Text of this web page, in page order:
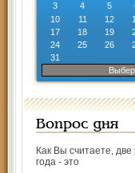
3
4 5
10
11 12
17
18 19
24
25 26
31
Вопрос дня
Как Вы считаете,
года - это